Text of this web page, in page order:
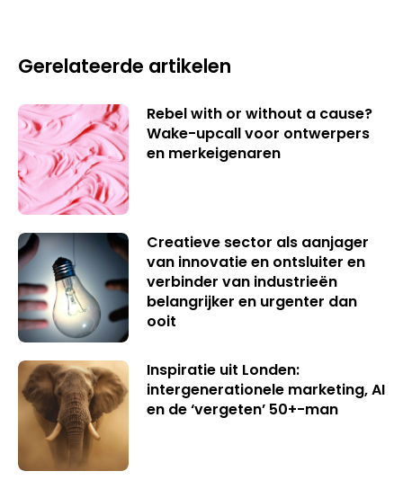
Gerelateerde artikelen
Rebel with or without a cause?
Wake-upcall voor ontwerpers
en merkeigenaren
Creatieve sector als aanjager
van innovatie en ontsluiter en
verbinder van industrieën
belangrijker en urgenter dan
ooit
Inspiratie uit Londen:
intergenerationele marketing, AI
en de ‘vergeten’ 50+-man